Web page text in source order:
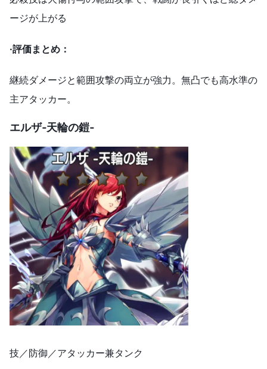
ージが上がる
·評価まとめ：
継続ダメージと範囲攻撃の両立が強力。無凸でも高水準の
主アタッカー。
エルザ‐天輪の鎧‐
技／防御／アタッカー兼タンク